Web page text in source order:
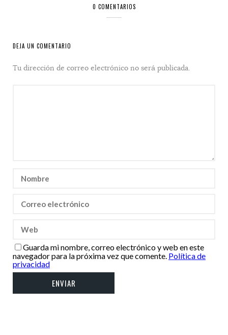
0 COMENTARIOS
DEJA UN COMENTARIO
Tu dirección de correo electrónico no será publicada.
Guarda mi nombre, correo electrónico y web en este
navegador para la próxima vez que comente. Política de
privacidad